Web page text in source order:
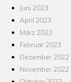
Juni 2023
April 2023
März 2023
Februar 2023
Dezember 2022
November 2022